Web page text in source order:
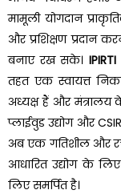
मामूली योगदान
और प्रशिक्षण प्रदान
बनाए रख सके। IPIRTI
तहत एक स्वायत्त
अध्यक्ष हैं और मंत्रालय
प्लाईवुड उद्योग और
अब एक गतिशील और
आधारित उद्योग के
लिए समर्पित है।